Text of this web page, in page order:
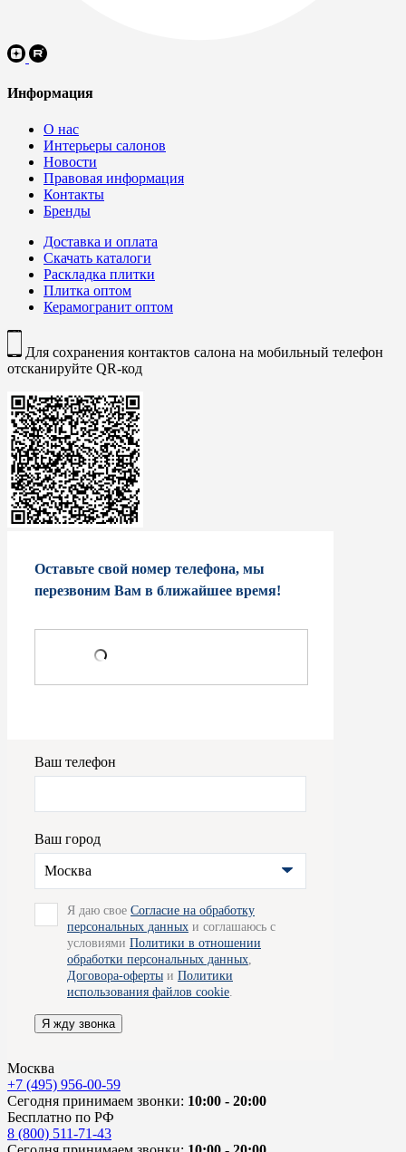
Информация
О нас
Интерьеры салонов
Новости
Правовая информация
Контакты
Бренды
Доставка и оплата
Скачать каталоги
Раскладка плитки
Плитка оптом
Керамогранит оптом
Для сохранения контактов салона на мобильный телефон
отсканируйте QR-код
Оставьте свой номер телефона, мы
перезвоним Вам в ближайшее время!
Ваш телефон
Ваш город
Москва
Я даю свое Согласие на обработку
персональных данных и соглашаюсь с
условиями Политики в отношении
обработки персональных данных
Договора-оферты и Политики
использования файлов cookie
Я жду звонка
Москва
+7 (495) 956-00-59
Сегодня принимаем звонки: 10:00 - 20:00
Бесплатно по РФ
8 (800) 511-71-43